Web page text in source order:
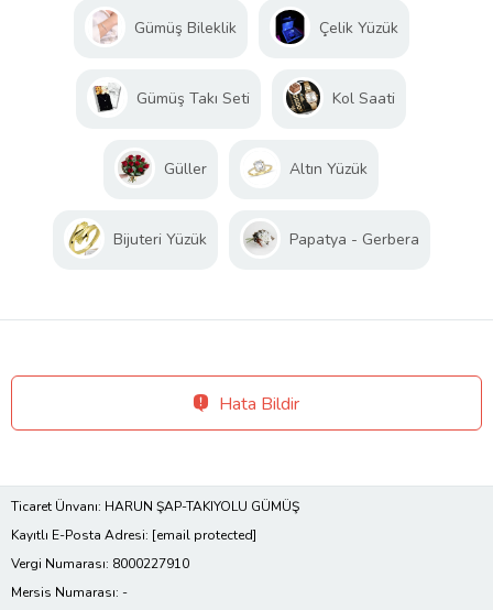
Gümüş Bileklik Çelik Yüzük
Gümüş Takı Seti Kol Saati
Güller Altın Yüzük
Bijuteri Yüzük Papatya - Gerbera
Hata Bildir
Ticaret Ünvanı: HARUN ŞAP-TAKIYOLU GÜMÜŞ
Kayıtlı E-Posta Adresi: [email protected]
Vergi Numarası: 8000227910
Mersis Numarası: -